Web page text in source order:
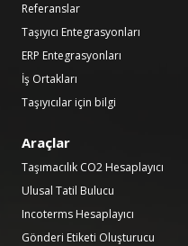
Referanslar
Taşıyıcı Entegrasyonları
ERP Entegrasyonları
İş Ortakları
Taşıyıcılar için bilgi
Araçlar
Taşımacılık CO2 Hesaplayıcı
Ulusal Tatil Bulucu
Incoterms Hesaplayıcı
Gönderi Etiketi Oluşturucu